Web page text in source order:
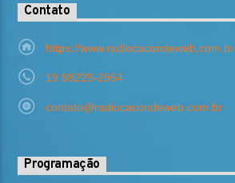
Contato
https://www.radiocacondeweb.com.br
19 98229-2954
contato@radiocacondeweb.com.br
Programação